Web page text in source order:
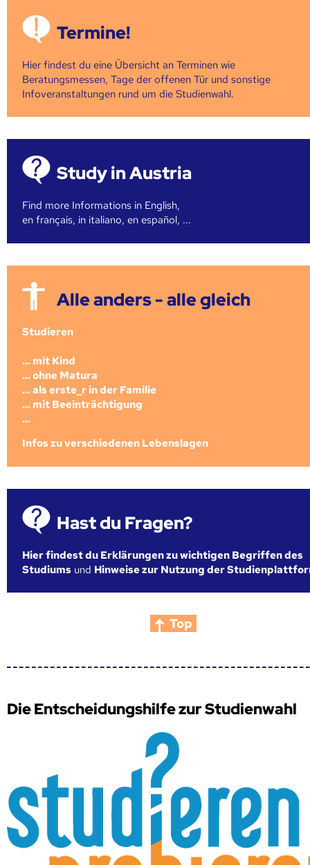
Termine!
Hier findest du eine Übersicht an Terminen wie
Beratungsmessen, Tage der offenen Tür und sonstige
Infoveranstaltungen rund um die Studienwahl.
Study in Austria
Find more Informations in English,
en français, in italiano, en español, ...
Alle anders - alle gleich
Studieren
... mit Kind
... ohne Matura
... als erste_r in der Familie
... mit Beeinträchtigung
...
Infos zu verschiedenen Lebenslagen
Hast du Fragen?
Hier findest du Erklärungen zu wichtigen Begriffen des
Studiums und Hinweise zur Nutzung der
Top
Die Entscheidungshilfe zur Studienwahl